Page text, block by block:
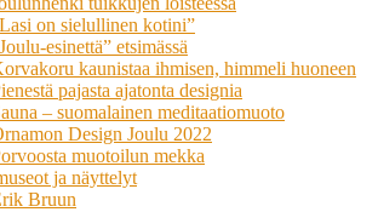
on sielullinen kotini”
esinettä” etsimässä
kaunistaa ihmisen, himmeli huoneen
pajasta ajatonta designia
– suomalainen meditaatiomuoto
Design Joulu 2022
muotoilun mekka
ja näyttelyt
Bruun